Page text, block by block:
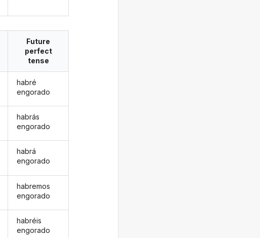
Future
perfect
tense
habré
engorado
habrás
engorado
habrá
engorado
habremos
engorado
habréis
engorado